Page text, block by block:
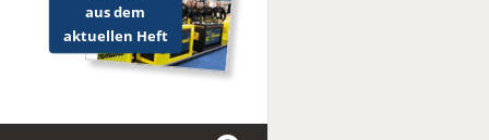
aus dem
aktuellen Heft